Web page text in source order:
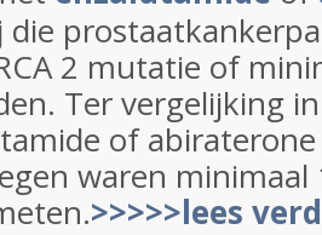
die
2 mutatie of
Ter vergelijking
of
waren minimaal
>>>>>lees